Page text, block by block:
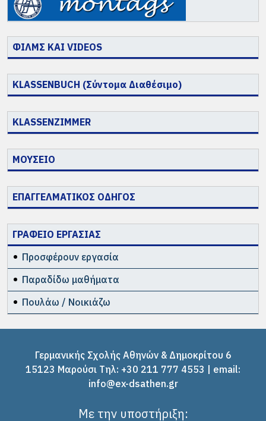
ΦΙΛΜΣ ΚΑΙ VIDEOS
KLASSENBUCH (Σύντομα Διαθέσιμο)
KLASSENZIMMER
ΜΟΥΣΕΙΟ
ΕΠΑΓΓΕΛΜΑΤΙΚΟΣ ΟΔΗΓΟΣ
ΓΡΑΦΕΙΟ ΕΡΓΑΣΙΑΣ
Προσφέρουν εργασία
Παραδίδω μαθήματα
Πουλάω / Νοικιάζω
Γερμανικής Σχολής Αθηνών & Δημοκρίτου 6
15123 Μαρούσι Tηλ: +30 211 777 4553 | email:
info@ex-dsathen.gr
Με την υποστήριξη: